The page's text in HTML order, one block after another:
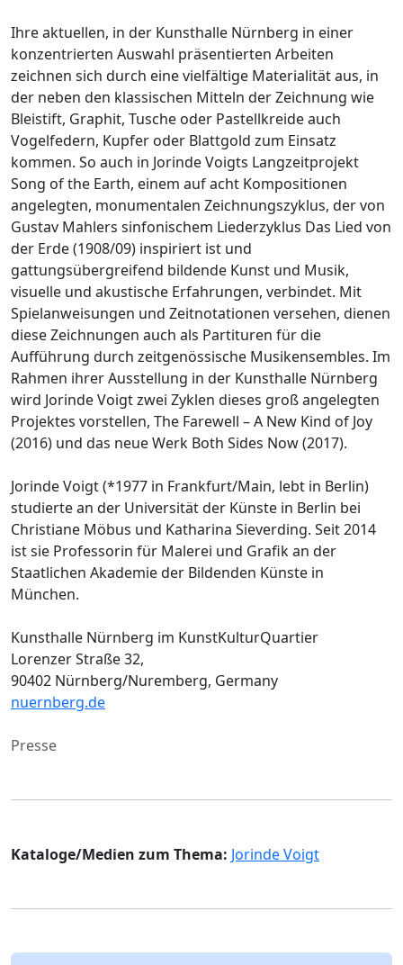
Ihre aktuellen, in der Kunsthalle Nürnberg in einer
konzentrierten Auswahl präsentierten Arbeiten
zeichnen sich durch eine vielfältige Materialität aus, in
der neben den klassischen Mitteln der Zeichnung wie
Bleistift, Graphit, Tusche oder Pastellkreide auch
Vogelfedern, Kupfer oder Blattgold zum Einsatz
kommen. So auch in Jorinde Voigts Langzeitprojekt
Song of the Earth, einem auf acht Kompositionen
angelegten, monumentalen Zeichnungszyklus, der von
Gustav Mahlers sinfonischem Liederzyklus Das Lied von
der Erde (1908/09) inspiriert ist und
gattungsübergreifend bildende Kunst und Musik,
visuelle und akustische Erfahrungen, verbindet. Mit
Spielanweisungen und Zeitnotationen versehen, dienen
diese Zeichnungen auch als Partituren für die
Aufführung durch zeitgenössische Musikensembles. Im
Rahmen ihrer Ausstellung in der Kunsthalle Nürnberg
wird Jorinde Voigt zwei Zyklen dieses groß angelegten
Projektes vorstellen, The Farewell – A New Kind of Joy
(2016) und das neue Werk Both Sides Now (2017).
Jorinde Voigt (*1977 in Frankfurt/Main, lebt in Berlin)
studierte an der Universität der Künste in Berlin bei
Christiane Möbus und Katharina Sieverding. Seit 2014
ist sie Professorin für Malerei und Grafik an der
Staatlichen Akademie der Bildenden Künste in
München.
Kunsthalle Nürnberg im KunstKulturQuartier
Lorenzer Straße 32,
90402 Nürnberg/Nuremberg, Germany
nuernberg.de
Presse
Kataloge/Medien zum Thema: Jorinde Voigt